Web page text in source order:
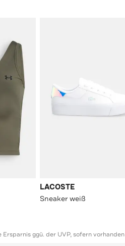
LACOSTE
Sneaker weiß
ggü. der UVP, sofern vorhanden